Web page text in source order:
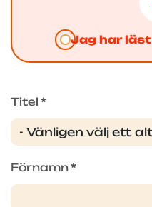
Jag har
Titel *
Förnamn*